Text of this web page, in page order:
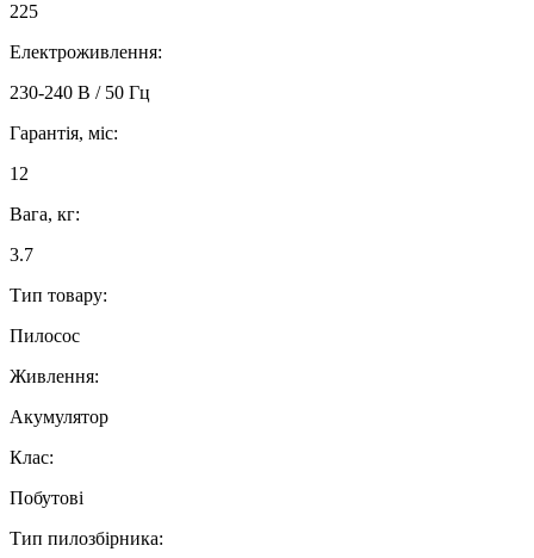
225
Електроживлення:
230-240 В / 50 Гц
Гарантія, міс:
12
Вага, кг:
3.7
Тип товару:
Пилосос
Живлення:
Акумулятор
Клас:
Побутові
Тип пилозбірника: